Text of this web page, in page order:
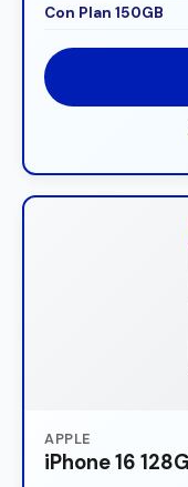
Con Plan 150GB
APPLE
iPhone 16